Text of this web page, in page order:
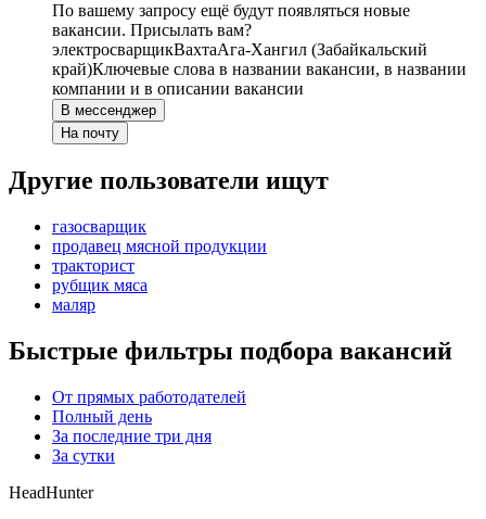
По вашему запросу ещё будут появляться новые
вакансии. Присылать вам?
электросварщикВахтаАга-Хангил (Забайкальский
край)Ключевые слова в названии вакансии, в названии
компании и в описании вакансии
В мессенджер
На почту
Другие пользователи ищут
газосварщик
продавец мясной продукции
тракторист
рубщик мяса
маляр
Быстрые фильтры подбора вакансий
От прямых работодателей
Полный день
За последние три дня
За сутки
HeadHunter